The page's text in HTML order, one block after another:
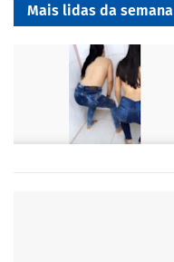
Mais lidas da semana